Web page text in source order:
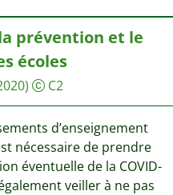
prévention et le
écoles
C2
d’enseignement
nécessaire de prendre
éventuelle de la COVID-
veiller à ne pas